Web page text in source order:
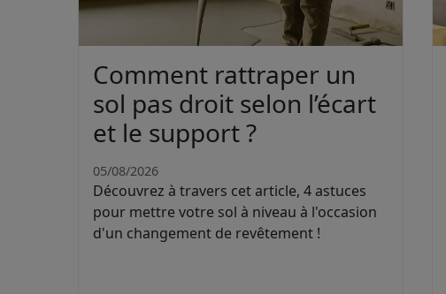
Comment rattraper un
sol pas droit selon l’écart
et le support ?
05/08/2026
Découvrez à travers cet article, 4 astuces
pour mettre votre sol à niveau à l'occasion
d'un changement de revêtement !